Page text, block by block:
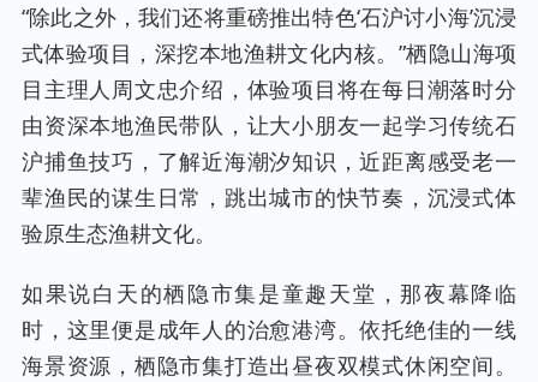
“除此之外，我们还将重磅推出特色‘石沪讨小海’沉浸
式体验项目，深挖本地渔耕文化内核。”栖隐山海项
目主理人周文忠介绍，体验项目将在每日潮落时分
由资深本地渔民带队，让大小朋友一起学习传统石
沪捕鱼技巧，了解近海潮汐知识，近距离感受老一
辈渔民的谋生日常，跳出城市的快节奏，沉浸式体
验原生态渔耕文化。
如果说白天的栖隐市集是童趣天堂，那夜幕降临
时，这里便是成年人的治愈港湾。依托绝佳的一线
海景资源，栖隐市集打造出昼夜双模式休闲空间。